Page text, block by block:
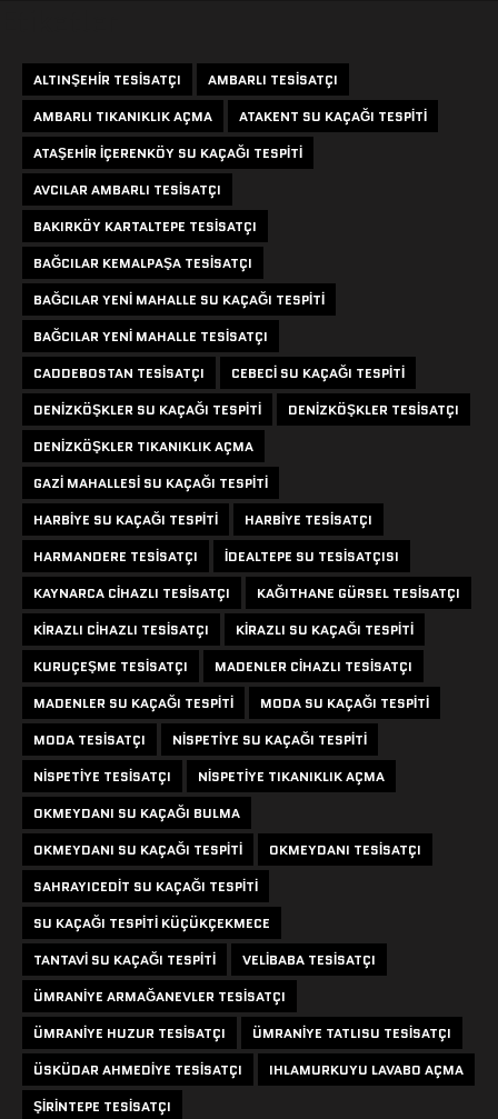
ALTINŞEHIR TESISATÇI
AMBARLI TESISATÇI
AMBARLI TIKANIKLIK AÇMA
ATAKENT SU KAÇAĞI TESPITI
ATAŞEHIR IÇERENKÖY SU KAÇAĞI TESPITI
AVCILAR AMBARLI TESISATÇI
BAKIRKÖY KARTALTEPE TESISATÇI
BAĞCILAR KEMALPAŞA TESISATÇI
BAĞCILAR YENI MAHALLE SU KAÇAĞI TESPITI
BAĞCILAR YENI MAHALLE TESISATÇI
CADDEBOSTAN TESISATÇI
CEBECI SU KAÇAĞI TESPITI
DENIZKÖŞKLER SU KAÇAĞI TESPITI
DENIZKÖŞKLER TESISATÇI
DENIZKÖŞKLER TIKANIKLIK AÇMA
GAZI MAHALLESI SU KAÇAĞI TESPITI
HARBIYE SU KAÇAĞI TESPITI
HARBIYE TESISATÇI
HARMANDERE TESISATÇI
IDEALTEPE SU TESISATÇISI
KAYNARCA CIHAZLI TESISATÇI
KAĞITHANE GÜRSEL TESISATÇI
KIRAZLI CIHAZLI TESISATÇI
KIRAZLI SU KAÇAĞI TESPITI
KURUÇEŞME TESISATÇI
MADENLER CIHAZLI TESISATÇI
MADENLER SU KAÇAĞI TESPITI
MODA SU KAÇAĞI TESPITI
MODA TESISATÇI
NISPETIYE SU KAÇAĞI TESPITI
NISPETIYE TESISATÇI
NISPETIYE TIKANIKLIK AÇMA
OKMEYDANI SU KAÇAĞI BULMA
OKMEYDANI SU KAÇAĞI TESPITI
OKMEYDANI TESISATÇI
SAHRAYICEDIT SU KAÇAĞI TESPITI
SU KAÇAĞI TESPITI KÜÇÜKÇEKMECE
TANTAVI SU KAÇAĞI TESPITI
VELIBABA TESISATÇI
ÜMRANIYE ARMAĞANEVLER TESISATÇI
ÜMRANIYE HUZUR TESISATÇI
ÜMRANIYE TATLISU TESISATÇI
ÜSKÜDAR AHMEDIYE TESISATÇI
IHLAMURKUYU LAVABO AÇMA
ŞIRINTEPE TESISATÇI